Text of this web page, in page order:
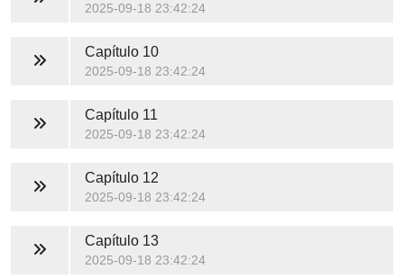
2025-09-18 23:42:24
Capítulo 10
2025-09-18 23:42:24
Capítulo 11
2025-09-18 23:42:24
Capítulo 12
2025-09-18 23:42:24
Capítulo 13
2025-09-18 23:42:24